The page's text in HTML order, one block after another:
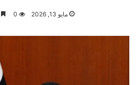
مايو 13, 2026 0